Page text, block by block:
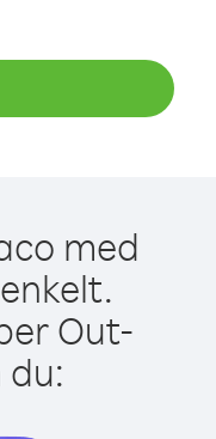
med
Out-